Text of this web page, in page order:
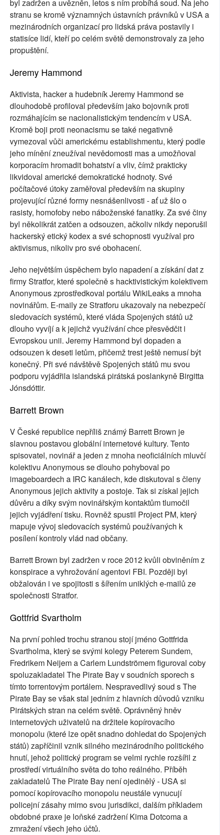
byl zadržen a uvězněn, letos s ním probíhá soud. Na jeho
stranu se kromě významných ústavních právníků v USA a
mezinárodních organizací pro lidská práva postavily i
statisíce lidí, kteří po celém světě demonstrovaly za jeho
propuštění.
Jeremy Hammond
Aktivista, hacker a hudebník Jeremy Hammond se
dlouhodobě profiloval především jako bojovník proti
rozmáhajícím se nacionalistickým tendencím v USA.
Kromě boji proti neonacismu se také negativně
vymezoval vůči americkému establishmentu, který podle
jeho mínění zneužíval nevědomosti mas a umožňoval
korporacím hromadit bohatství a vliv, čímž prakticky
likvidoval americké demokratické hodnoty. Své
počítačové útoky zaměřoval především na skupiny
projevující různé formy nesnášenlivosti - ať už šlo o
rasisty, homofoby nebo náboženské fanatiky. Za své činy
byl několikrát zatčen a odsouzen, ačkoliv nikdy neporušil
hackerský etický kodex a své schopnosti využíval pro
aktivismus, nikoliv pro své obohacení.
Jeho největším úspěchem bylo napadení a získání dat z
firmy Stratfor, které společně s hacktivistickým kolektivem
Anonymous zprostředkoval portálu WikiLeaks a mnoha
novinářům. E-maily ze Stratforu ukazovaly na nebezpečí
sledovacích systémů, které vláda Spojených států už
dlouho vyvíjí a k jejichž využívání chce přesvědčit i
Evropskou unii. Jeremy Hammond byl dopaden a
odsouzen k deseti letům, přičemž trest ještě nemusí být
konečný. Při své návštěvě Spojených států mu svou
podporu vyjádřila islandská pirátská poslankyně Birgitta
Jónsdóttir.
Barrett Brown
V České republice nepříliš známý Barrett Brown je
slavnou postavou globální internetové kultury. Tento
spisovatel, novinář a jeden z mnoha neoficiálních mluvčí
kolektivu Anonymous se dlouho pohyboval po
imageboardech a IRC kanálech, kde diskutoval s členy
Anonymous jejich aktivity a postoje. Tak si získal jejich
důvěru a díky svým novinářským kontaktům tlumočil
jejich vyjádření tisku. Rovněž spustil Project PM, který
mapuje vývoj sledovacích systémů používaných k
posílení kontroly vlád nad občany.
Barrett Brown byl zadržen v roce 2012 kvůli obviněním z
konspirace a vyhrožování agentovi FBI. Později byl
obžalován i ve spojitosti s šířením uniklých e-mailů ze
společnosti Stratfor.
Gottfrid Svartholm
Na první pohled trochu stranou stojí jméno Gottfrida
Svartholma, který se svými kolegy Peterem Sundem,
Fredrikem Neijem a Carlem Lundströmem figuroval coby
spoluzakladatel The Pirate Bay v soudních sporech s
tímto torrentovým portálem. Nespravedlivý soud s The
Pirate Bay se však stal jedním z hlavních důvodů vzniku
Pirátských stran na celém světě. Oprávněný hněv
internetových uživatelů na držitele kopírovacího
monopolu (které lze opět snadno dohledat do Spojených
států) zapříčinil vznik silného mezinárodního politického
hnutí, jehož politický program se velmi rychle rozšířil z
prostředí virtuálního světa do toho reálného. Příběh
zakladatelů The Pirate Bay není ojedinělý - USA si
pomocí kopírovacího monopolu neustále vynucují
policejní zásahy mimo svou jurisdikci, dalším příkladem
obdobné praxe je loňské zadržení Kima Dotcoma a
zmražení všech jeho účtů.